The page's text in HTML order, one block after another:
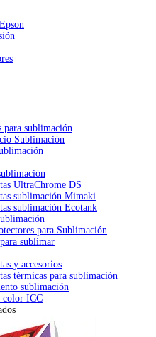
para sublimación
Sublimación
UltraChrome DS
sublimación Mimaki
sublimación Ecotank
para Sublimación
sublimar
y accesorios
térmicas para sublimación
sublimación
color ICC